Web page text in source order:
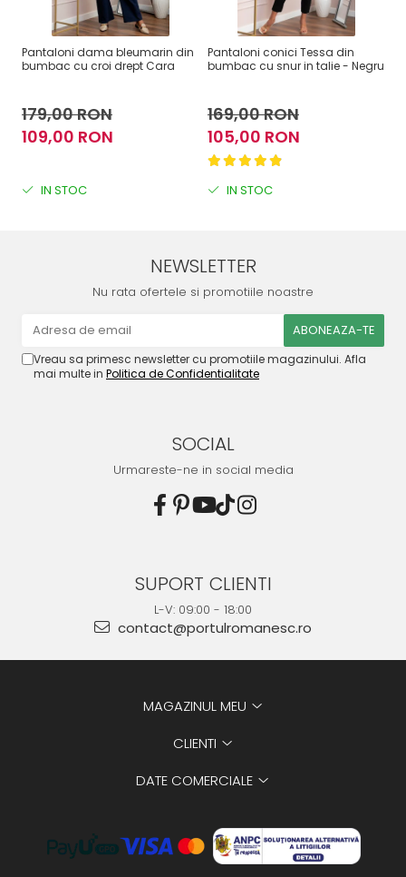
Pantaloni dama bleumarin din
bumbac cu croi drept Cara
179,00 RON
109,00 RON
IN STOC
Pantaloni conici Tessa din
bumbac cu snur in talie - Negru
169,00 RON
105,00 RON
IN STOC
NEWSLETTER
Nu rata ofertele si promotiile noastre
Vreau sa primesc newsletter cu promotiile magazinului. Afla
mai multe in Politica de Confidentialitate
SOCIAL
Urmareste-ne in social media
SUPORT CLIENTI
L-V: 09:00 - 18:00
contact@portulromanesc.ro
MAGAZINUL MEU
CLIENTI
DATE COMERCIALE